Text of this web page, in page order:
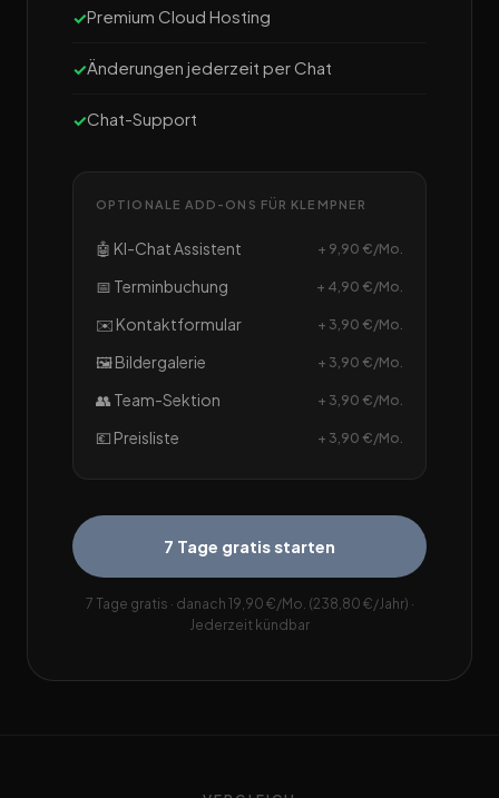
Premium Cloud Hosting
Änderungen jederzeit per Chat
Chat-Support
OPTIONALE ADD-ONS FÜR KLEMPNER
🤖 KI-Chat Assistent + 9,90 €/Mo.
📅 Terminbuchung + 4,90 €/Mo.
✉️ Kontaktformular + 3,90 €/Mo.
🖼️ Bildergalerie + 3,90 €/Mo.
👥 Team-Sektion + 3,90 €/Mo.
💶 Preisliste + 3,90 €/Mo.
7 Tage gratis starten
7 Tage gratis · danach 19,90 €/Mo. (238,80 €/Jahr) ·
Jederzeit kündbar